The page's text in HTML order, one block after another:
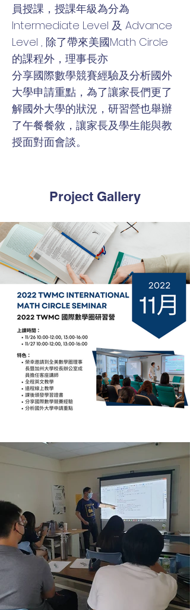
員授課，授課年級為分為
Intermediate Level 及 Advance
Level , 除了帶來美國Math Circle
的課程外，理事長亦
分享國際數學競賽經驗及分析國外
大學申請重點，為了讓家長們更了
解國外大學的狀況，研習營也舉辦
了午餐餐敘，讓家長及學生能與教
授面對面會談。
Project Gallery